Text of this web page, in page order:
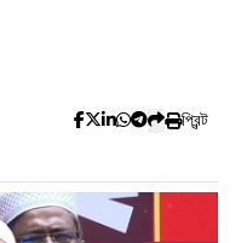
প্রিন্ট